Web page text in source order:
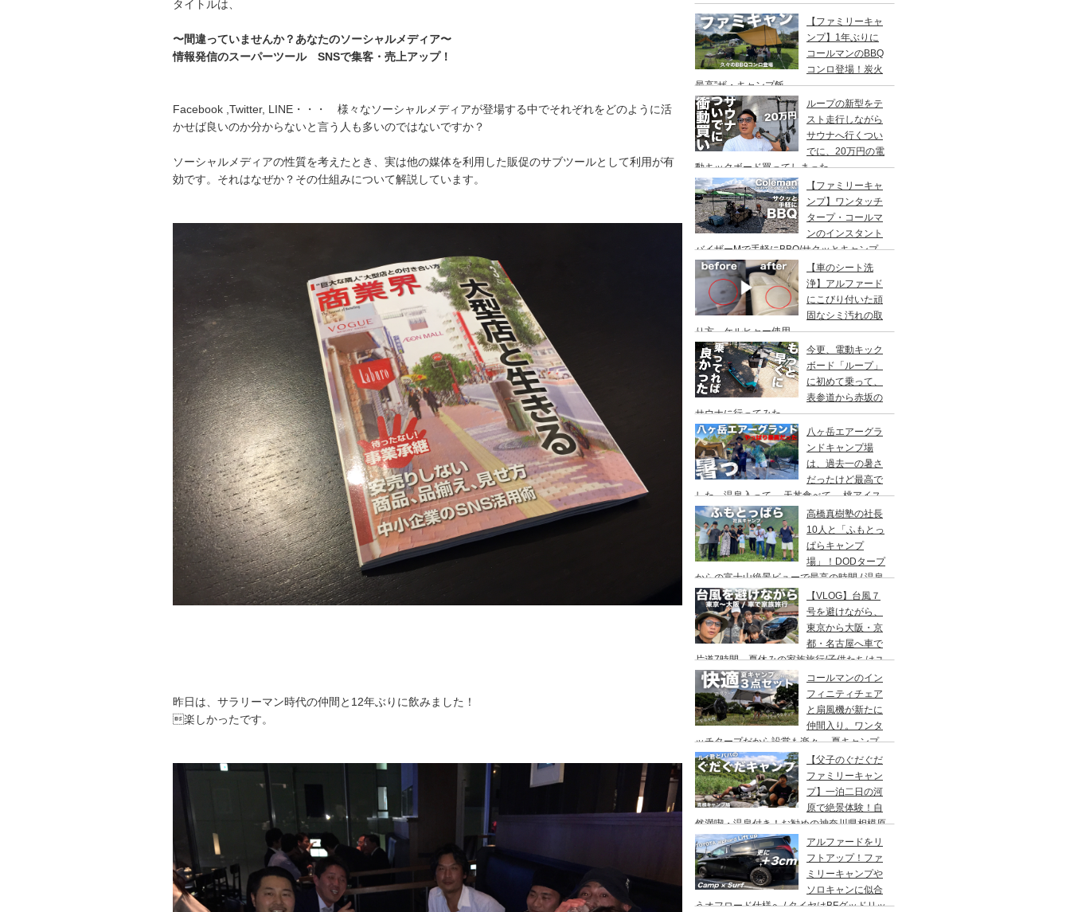
タイトルは、
〜間違っていませんか？あなたのソーシャルメディア〜
情報発信のスーパーツール SNSで集客・売上アップ！
Facebook ,Twitter, LINE・・・ 様々なソーシャルメディアが登場する中でそれぞれをどのように活
かせば良いのか分からないと言う人も多いのではないですか？
ソーシャルメディアの性質を考えたとき、実は他の媒体を利用した販促のサブツールとして利用が有
効です。それはなぜか？その仕組みについて解説しています。
昨日は、サラリーマン時代の仲間と12年ぶりに飲みました！
楽しかったです。
【ファミリーキャ
ンプ】1年ぶりに
コールマンのBBQ
コンロ登場！炭火
最高”ザ・キャンプ飯
ループの新型をテ
スト走行しながら
サウナへ行くつい
でに、20万円の電
動キックボード買ってしまった。
YADEA（ヤデア）
【ファミリーキャ
ンプ】ワンタッチ
タープ・コールマ
ンのインスタント
バイザーMで手軽にBBQ/サクッとキャンプ
レイアウト/ 都心から車で1時間/ 河原のキャ
ンプ場/秋川橋河川公園 バーベキューランド
【車のシート洗
浄】アルファード
にこびり付いた頑
固なシミ汚れの取
り方。ケルヒャー使用。
今更、電動キック
ボード「ループ」
に初めて乗って、
表参道から赤坂の
サウナに行ってみた。
八ヶ岳エアーグラ
ンドキャンプ場
は、過去一の暑さ
だったけど最高で
した。温泉入って→ 天丼食べて→ 桃アイス
食べて。ファミリーキャンプにもキャンプデ
ートにもお勧めです。DOD＆ムラコでグル
ープキャンプ
高橋真樹塾の社長
10人と「ふもとっ
ぱらキャンプ
場」！DODタープ
からの富士山絶景ビューで最高の時間 / 温泉
の代わりにシャワー / キャンプ飯は肉にタコ
スにビール
【VLOG】台風７
号を避けながら、
東京から大阪・京
都・名古屋へ車で
片道7時間、夏休みの家族旅行/子供たちはユ
ニバーサルスタジオでパパはサウナ→清水寺
からの川床で鰻重→世界の山ちゃん
コールマンのイン
フィニティチェア
と扇風機が新たに
仲間入り。ワンタ
ッチタープだから設営も楽々。 夏キャンプ
を快適に過ごす為のキャンプギア３点セッ
ト。
【父子のぐだぐだ
ファミリーキャン
プ】一泊二日の河
原で絶景体験！自
然満喫・温泉付き！お勧めの神奈川県相模原
市・青根キャンプ場。
アルファードをリ
フトアップ！ファ
ミリーキャンプや
ソロキャンに似合
うオフロード仕様へ / タイヤはBFグッドリッ